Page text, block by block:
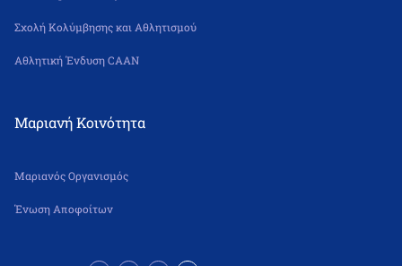
Σχολή Κολύμβησης και Αθλητισμού
Αθλητική Ένδυση CAAN
Μαριανή Κοινότητα
Μαριανός Οργανισμός
Ένωση Αποφοίτων